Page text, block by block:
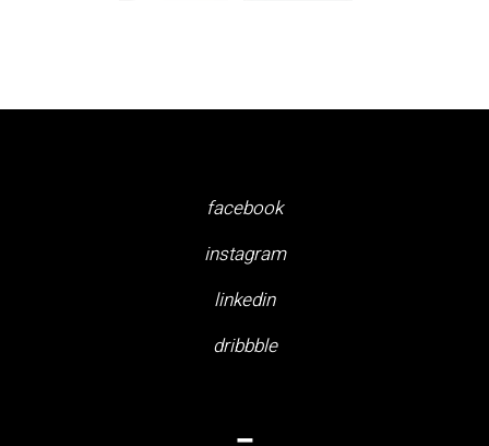
facebook
instagram
linkedin
dribbble